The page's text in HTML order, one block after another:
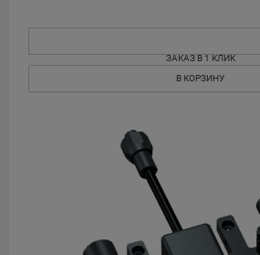
ЗАКАЗ В 1 КЛИК
В КОРЗИНУ